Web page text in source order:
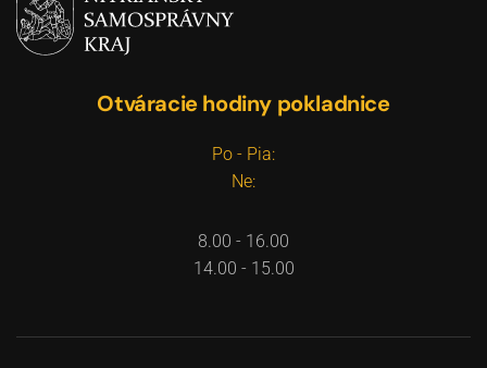
Otváracie hodiny pokladnice
Po - Pia:
Ne:
8.00 - 16.00
14.00 - 15.00